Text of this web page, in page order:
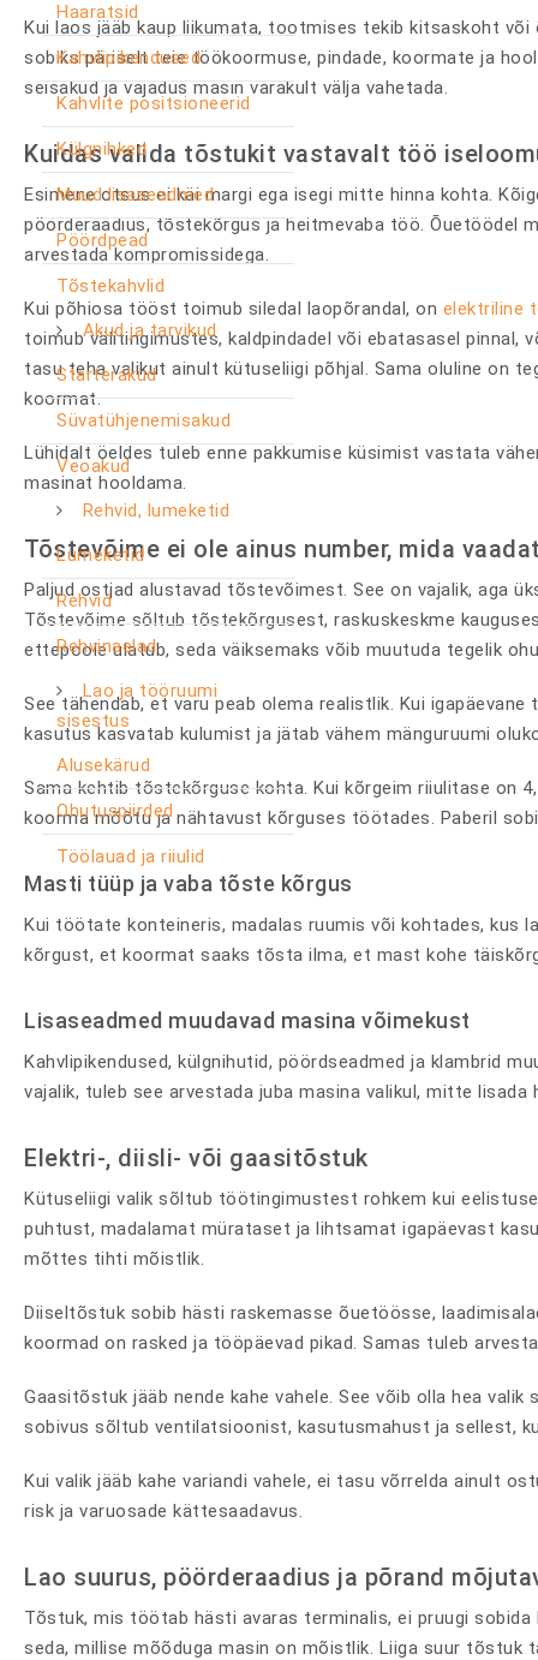
Haaratsid
Kahvlipikendused
Kahvlite positsioneerid
Külgnihked
Muud lisaseadmed
Pöördpead
Tõstekahvlid
Akud ja tarvikud
Starterakud
Süvatühjenemisakud
Veoakud
Rehvid, lumeketid
Lumeketid
Rehvid
Rehvinaelad
Lao ja tööruumi
sisestus
Alusekärud
Ohutuspiirded
Töölauad ja riiulid
Kui laos jääb kaup liikumata, tootmises tekib kitsaskoht
sobiks päriselt teie töökoormuse, pindade, koormate ja
seisakud ja vajadus masin varakult välja vahetada.
Kuidas valida tõstukit vastavalt töö
Esimene otsus ei käi margi ega isegi mitte hinna kohta.
pöörderaadius, tõstekõrgus ja heitmevaba töö. Õuetöödel
arvestada kompromissidega.
Kui põhiosa tööst toimub siledal laopõrandal, on elektriline
toimub välitingimustes, kaldpindadel või ebatasasel pinnal,
tasu teha valikut ainult kütuseliigi põhjal. Sama oluline on
koormat.
Lühidalt öeldes tuleb enne pakkumise küsimist vastata
masinat hooldama.
Tõstevõime ei ole ainus number, mida
Paljud ostjad alustavad tõstevõimest. See on vajalik, aga
Tõstevõime sõltub tõstekõrgusest, raskuskeskme
ettepoole ulatub, seda väiksemaks võib muutuda tegelik
See tähendab, et varu peab olema realistlik. Kui
kasutus kasvatab kulumist ja jätab vähem mänguruumi
Sama kehtib tõstekõrguse kohta. Kui kõrgeim riiulitase on
koorma mõõtu ja nähtavust kõrguses töötades. Paberil
Masti tüüp ja vaba tõste kõrgus
Kui töötate konteineris, madalas ruumis või kohtades, kus
kõrgust, et koormat saaks tõsta ilma, et mast kohe
Lisaseadmed muudavad masina võimekust
Kahvlipikendused, külgnihutid, pöördseadmed ja klambrid
vajalik, tuleb see arvestada juba masina valikul, mitte
Elektri-, diisli- või gaasitõstuk
Kütuseliigi valik sõltub töötingimustest rohkem kui
puhtust, madalamat mürataset ja lihtsamat igapäevast
mõttes tihti mõistlik.
Diiseltõstuk sobib hästi raskemasse õuetöösse,
koormad on rasked ja tööpäevad pikad. Samas tuleb
Gaasitõstuk jääb nende kahe vahele. See võib olla hea
sobivus sõltub ventilatsioonist, kasutusmahust ja sellest,
Kui valik jääb kahe variandi vahele, ei tasu võrrelda ainult
risk ja varuosade kättesaadavus.
Lao suurus, pöörderaadius ja põrand
Tõstuk, mis töötab hästi avaras terminalis, ei pruugi
seda, millise mõõduga masin on mõistlik. Liiga suur tõstuk